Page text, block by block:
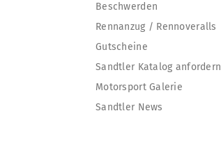
Beschwerden
Rennanzug / Rennoveralls
Gutscheine
Sandtler Katalog anfordern
Motorsport Galerie
Sandtler News